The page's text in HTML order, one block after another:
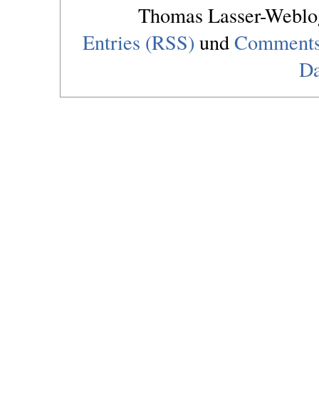
Thomas Lasser-
Entries (RSS) und